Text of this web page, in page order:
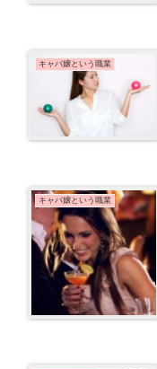
キャバ嬢という職業
キャバ嬢という職業